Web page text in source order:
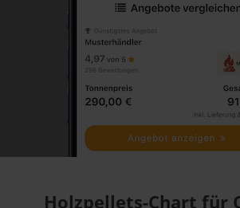
Holzpellets-Chart für